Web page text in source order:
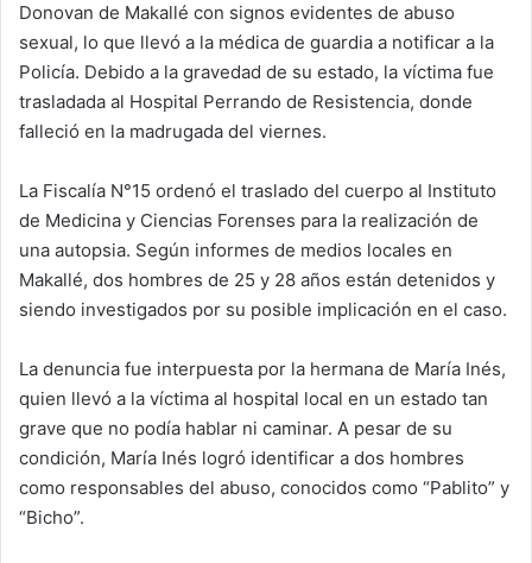
Donovan de Makallé con signos evidentes de abuso
sexual, lo que llevó a la médica de guardia a notificar a la
Policía. Debido a la gravedad de su estado, la víctima fue
trasladada al Hospital Perrando de Resistencia, donde
falleció en la madrugada del viernes.
La Fiscalía N°15 ordenó el traslado del cuerpo al Instituto
de Medicina y Ciencias Forenses para la realización de
una autopsia. Según informes de medios locales en
Makallé, dos hombres de 25 y 28 años están detenidos y
siendo investigados por su posible implicación en el caso.
La denuncia fue interpuesta por la hermana de María Inés,
quien llevó a la víctima al hospital local en un estado tan
grave que no podía hablar ni caminar. A pesar de su
condición, María Inés logró identificar a dos hombres
como responsables del abuso, conocidos como “Pablito” y
“Bicho”.